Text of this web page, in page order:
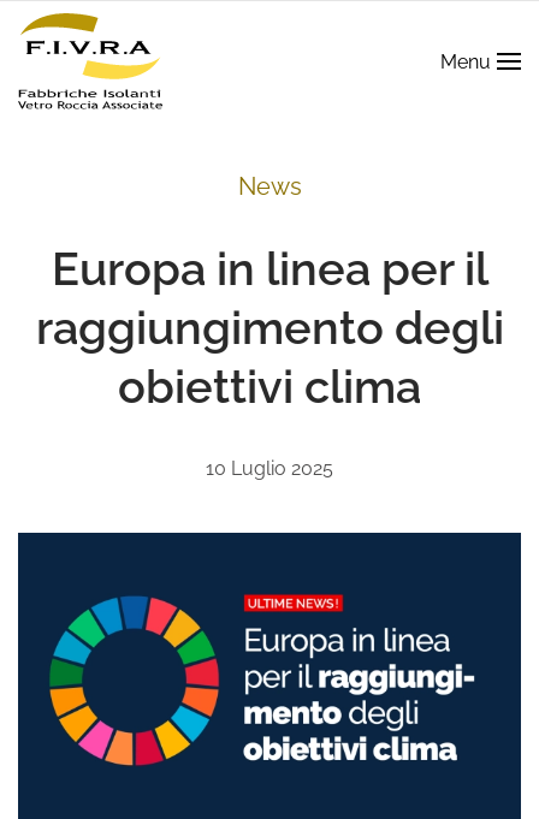
Menu
News
Europa in linea per il
raggiungimento degli
obiettivi clima
10 Luglio 2025